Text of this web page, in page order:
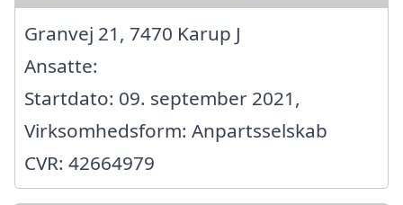
Granvej 21, 7470 Karup J
Ansatte:
Startdato: 09. september 2021,
Virksomhedsform: Anpartsselskab
CVR: 42664979